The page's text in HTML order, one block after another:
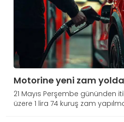
Motorine yeni zam yolda
21 Mayıs Perşembe gününden
üzere 1 lira 74 kuruş zam